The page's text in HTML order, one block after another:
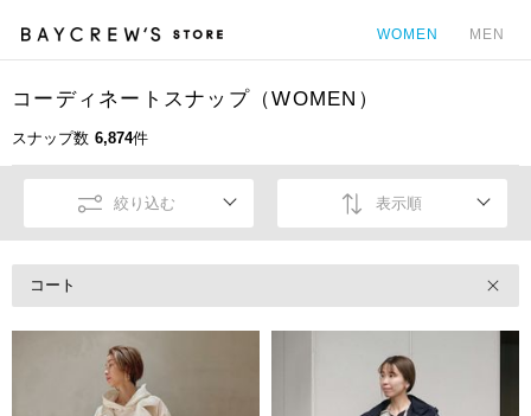
WOMEN MEN
コーディネートスナップ（WOMEN）
スナップ数 6,874件
絞り込む 表示順
コート